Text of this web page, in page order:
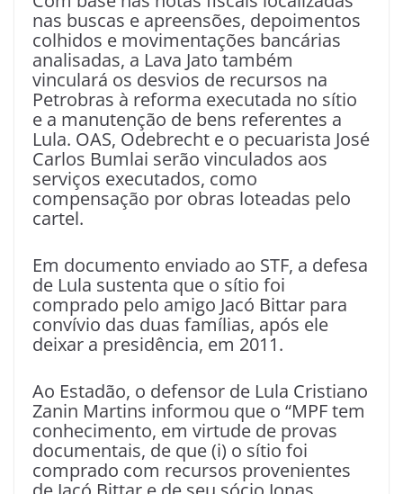
nas buscas e apreensões, depoimentos
colhidos e movimentações bancárias
analisadas, a Lava Jato também
vinculará os desvios de recursos na
Petrobras à reforma executada no sítio
e a manutenção de bens referentes a
Lula. OAS, Odebrecht e o pecuarista José
Carlos Bumlai serão vinculados aos
serviços executados, como
compensação por obras loteadas pelo
cartel.
Em documento enviado ao STF, a defesa
de Lula sustenta que o sítio foi
comprado pelo amigo Jacó Bittar para
convívio das duas famílias, após ele
deixar a presidência, em 2011.
Ao Estadão, o defensor de Lula Cristiano
Zanin Martins informou que o “MPF tem
conhecimento, em virtude de provas
documentais, de que (i) o sítio foi
comprado com recursos provenientes